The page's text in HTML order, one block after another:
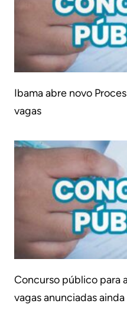
Ibama abre novo
vagas
Concurso público para
vagas anunciadas